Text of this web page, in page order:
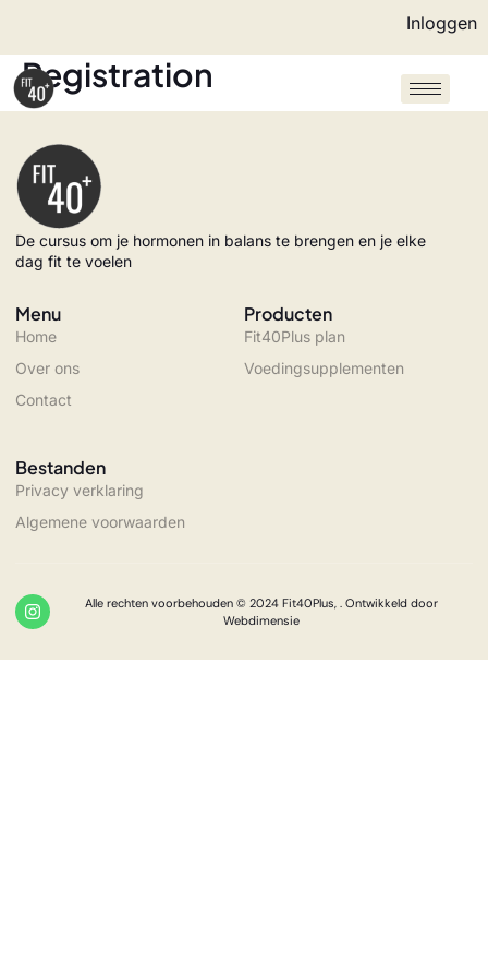
Inloggen
Registration
De cursus om je hormonen in balans te brengen en je elke
dag fit te voelen
Menu
Home
Over ons
Contact
Producten
Fit40Plus plan
Voedingsupplementen
Bestanden
Privacy verklaring
Algemene voorwaarden
Alle rechten voorbehouden © 2024 Fit40Plus, . Ontwikkeld door
Webdimensie